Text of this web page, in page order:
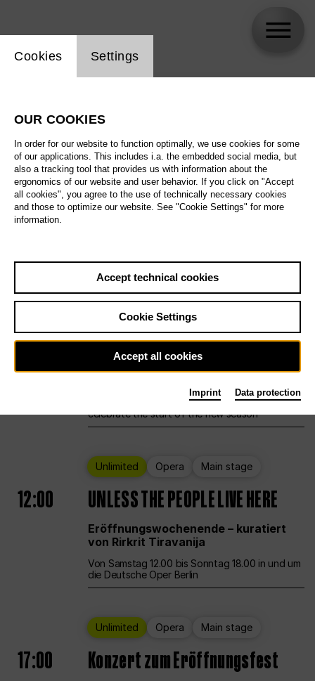
All artistic fields
All locations
All features
Sat29.8.
Ballet Main stage Staatsballett Berlin
12:00 Eröffnungswochenende
Deutsche Oper Berlin opens its doors to
celebrate the start of the new season
Unlimited Opera Main stage
12:00 UNLESS THE PEOPLE LIVE HERE
Eröffnungswochenende – kuratiert
von Rirkrit Tiravanija
Von Samstag 12.00 bis Sonntag 18.00 in und um
die Deutsche Oper Berlin
Unlimited Opera Main stage
17:00 Konzert zum Eröffnungsfest
Website cookie setting
Cookies Settings
OUR COOKIES
In order for our website to function optimally, we use cookies for some
of our applications. This includes i.a. the embedded social media, but
also a tracking tool that provides us with information about the
ergonomics of our website and user behavior. If you click on "Accept
all cookies", you agree to the use of technically necessary cookies
and those to optimize our website. See "Cookie Settings" for more
information.
Accept technical cookies
Cookie Settings
Accept all cookies
Imprint Data protection